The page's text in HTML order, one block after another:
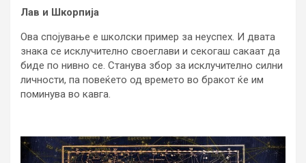
Лав и Шкорпија
Ова спојување е школски пример за неуспех. И двата
знака се исклучително своеглави и секогаш сакаат да
биде по нивно се. Станува збор за исклучително силни
личности, па повеќето од времето во бракот ќе им
поминува во кавга.